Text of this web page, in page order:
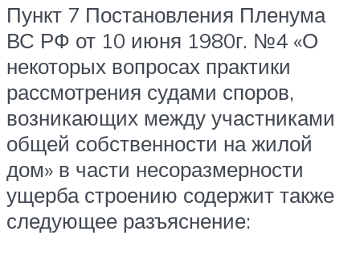
Пункт 7 Постановления Пленума
ВС РФ от 10 июня 1980г. №4 «О
некоторых вопросах практики
рассмотрения судами споров,
возникающих между участниками
общей собственности на жилой
дом» в части несоразмерности
ущерба строению содержит также
следующее разъяснение: